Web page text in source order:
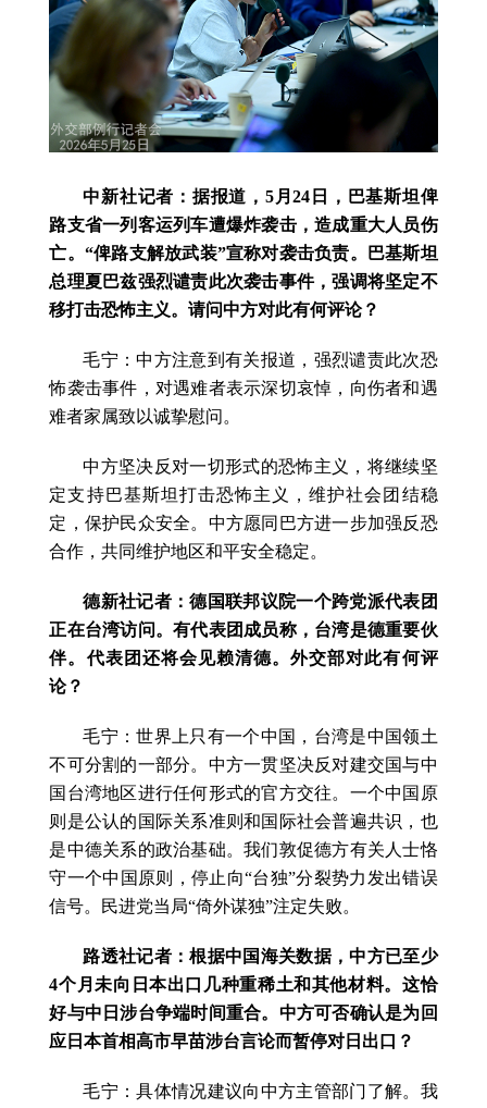
中新社记者：据报道，5月24日，巴基斯坦俾
路支省一列客运列车遭爆炸袭击，造成重大人员伤
亡。“俾路支解放武装”宣称对袭击负责。巴基斯坦
总理夏巴兹强烈谴责此次袭击事件，强调将坚定不
移打击恐怖主义。请问中方对此有何评论？
毛宁：中方注意到有关报道，强烈谴责此次恐
怖袭击事件，对遇难者表示深切哀悼，向伤者和遇
难者家属致以诚挚慰问。
中方坚决反对一切形式的恐怖主义，将继续坚
定支持巴基斯坦打击恐怖主义，维护社会团结稳
定，保护民众安全。中方愿同巴方进一步加强反恐
合作，共同维护地区和平安全稳定。
德新社记者：德国联邦议院一个跨党派代表团
正在台湾访问。有代表团成员称，台湾是德重要伙
伴。代表团还将会见赖清德。外交部对此有何评
论？
毛宁：世界上只有一个中国，台湾是中国领土
不可分割的一部分。中方一贯坚决反对建交国与中
国台湾地区进行任何形式的官方交往。一个中国原
则是公认的国际关系准则和国际社会普遍共识，也
是中德关系的政治基础。我们敦促德方有关人士恪
守一个中国原则，停止向“台独”分裂势力发出错误
信号。民进党当局“倚外谋独”注定失败。
路透社记者：根据中国海关数据，中方已至少
4个月未向日本出口几种重稀土和其他材料。这恰
好与中日涉台争端时间重合。中方可否确认是为回
应日本首相高市早苗涉台言论而暂停对日出口？
毛宁：具体情况建议向中方主管部门了解。我